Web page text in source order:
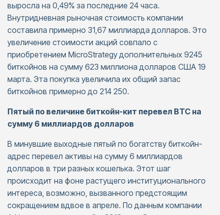
выросла на 0,49% за последние 24 часа.
Внутридневная рыночная стоимость компании
составила примерно 31,67 миллиарда долларов. Это
увеличение стоимости акций совпало с
приобретением MicroStrategy дополнительных 9245
биткойнов на сумму 623 миллиона долларов США 19
марта. Эта покупка увеличила их общий запас
биткойнов примерно до 214 250.
Пятый по величине биткойн-кит перевел BTC на
сумму 6 миллиардов долларов
В минувшие выходные пятый по богатству биткойн-
адрес перевел активы на сумму 6 миллиардов
долларов в три разных кошелька. Этот шаг
происходит на фоне растущего институционального
интереса, возможно, вызванного предстоящим
сокращением вдвое в апреле. По данным компании